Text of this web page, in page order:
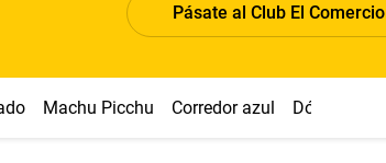
Pásate al Club El Comercio
Machu Picchu Corredor azul Dólar